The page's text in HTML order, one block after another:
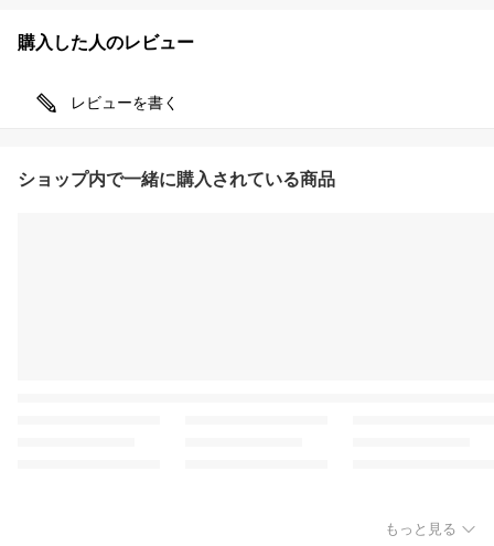
購入した人のレビュー
レビューを書く
ショップ内で一緒に購入されている商品
もっと見る